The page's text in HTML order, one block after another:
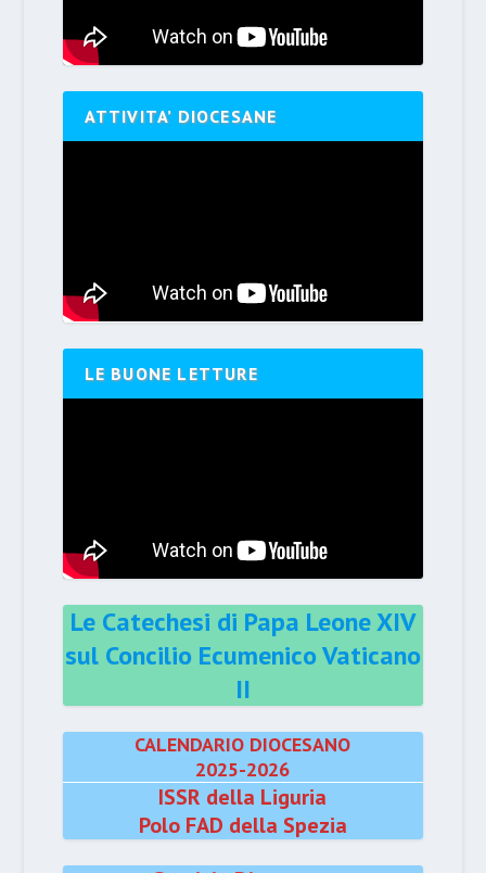
ATTIVITA’ DIOCESANE
LE BUONE LETTURE
Le Catechesi di Papa Leone XIV
sul Concilio Ecumenico Vaticano
II
CALENDARIO DIOCESANO
2025-2026
ISSR della Liguria
Polo FAD della Spezia